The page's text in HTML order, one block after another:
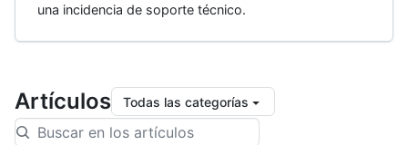
una incidencia de soporte técnico.
Artículos Todas las categorías